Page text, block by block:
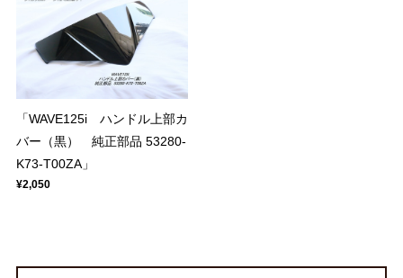
「WAVE125i ハンドル上部カ
バー（黒） 純正部品 53280-
K73-T00ZA」
¥2,050